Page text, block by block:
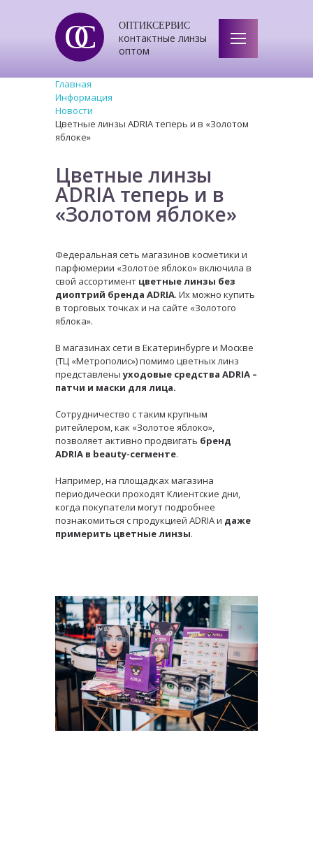
ОС ОПТИКСЕРВИС
контактные линзы
оптом
Главная
Информация
Новости
Цветные линзы ADRIA теперь и в «Золотом
яблоке»
Цветные линзы
ADRIA теперь и в
«Золотом яблоке»
Федеральная сеть магазинов косметики и
парфюмерии «Золотое яблоко» включила в
свой ассортимент цветные линзы без
диоптрий бренда ADRIA. Их можно купить
в торговых точках и на сайте «Золотого
яблока».
В магазинах сети в Екатеринбурге и Москве
(ТЦ «Метрополис») помимо цветных линз
представленыуходовые средства ADRIA –
патчи и маски для лица.
Сотрудничество с таким крупным
ритейлером, как «Золотое яблоко»,
позволяет активно продвигать бренд
ADRIA в beauty-сегменте.
Например, на площадках магазина
периодически проходят Клиентские дни,
когда покупатели могут подробнее
познакомиться с продукцией ADRIA и даже
примерить цветные линзы.